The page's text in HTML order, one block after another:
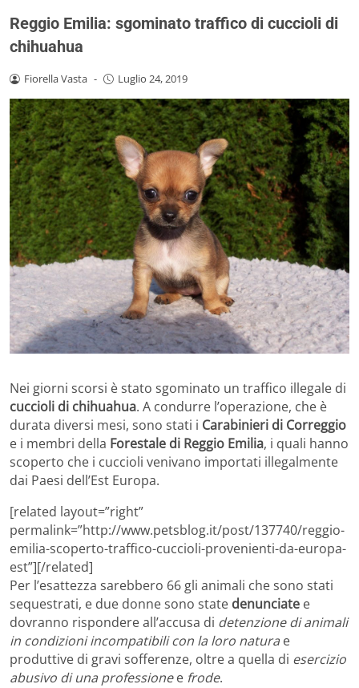
Reggio Emilia: sgominato traffico di cuccioli di
chihuahua
Fiorella Vasta - Luglio 24, 2019
Nei giorni scorsi è stato sgominato un traffico illegale di
cuccioli di chihuahua. A condurre l’operazione, che è
durata diversi mesi, sono stati i Carabinieri di Correggio
e i membri della Forestale di Reggio Emilia, i quali hanno
scoperto che i cuccioli venivano importati illegalmente
dai Paesi dell’Est Europa.
[related layout=”right”
permalink=”http://www.petsblog.it/post/137740/reggio-
emilia-scoperto-traffico-cuccioli-provenienti-da-europa-
est”][/related]
Per l’esattezza sarebbero 66 gli animali che sono stati
sequestrati, e due donne sono state denunciate e
dovranno rispondere all’accusa di detenzione di animali
in condizioni incompatibili con la loro natura e
produttive di gravi sofferenze, oltre a quella di esercizio
abusivo di una professionee frode.